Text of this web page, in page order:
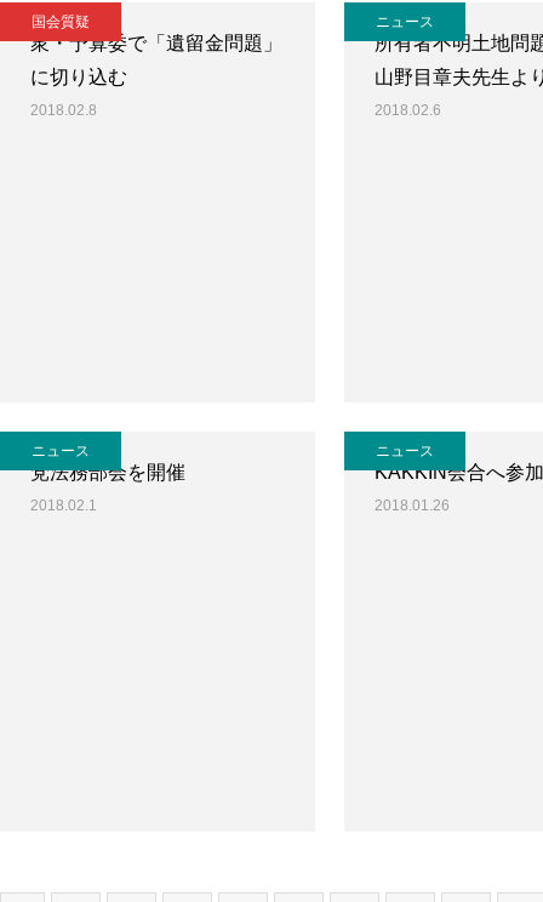
国会質疑
衆・予算委で「遺留金問題」
に切り込む
2018.02.8
ニュース
所有者不明土地問
山野目章夫先生よ
2018.02.6
ニュース
党法務部会を開催
2018.02.1
ニュース
KAKKIN会合へ参加
2018.01.26